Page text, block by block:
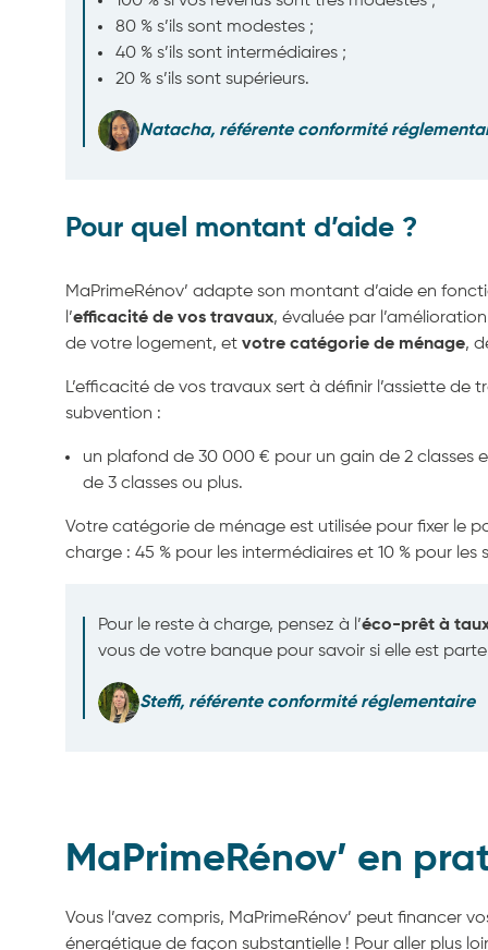
80 % s’ils sont modestes ;
40 % s’ils sont intermédiaires ;
20 % s’ils sont supérieurs.
Natacha, référente conformité
Pour quel montant d’aide ?
MaPrimeRénov’ adapte son montant d’aide en
l’efficacité de vos travaux, évaluée par
de votre logement, et votre catégorie de ménage,
L’efficacité de vos travaux sert à définir l’assiette de
subvention :
un plafond de 30 000 € pour un gain de 2 classes
de 3 classes ou plus.
Votre catégorie de ménage est utilisée pour fixer le
charge : 45 % pour les intermédiaires et 10 % pour
Pour le reste à charge, pensez à l’éco-prêt à
vous de votre banque pour savoir si elle est
Steffi, référente conformité réglementaire
MaPrimeRénov’ en
Vous l’avez compris, MaPrimeRénov’ peut financer
énergétique de façon substantielle ! Pour aller plus